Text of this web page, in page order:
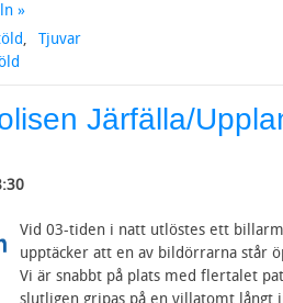
»
,
Tjuvar
Järfälla/
Vid 03-tiden i natt utlöstes ett
upptäcker att en av bildörrarna står
Vi är snabbt på plats med flertalet
slutligen gripas på en villatomt långt